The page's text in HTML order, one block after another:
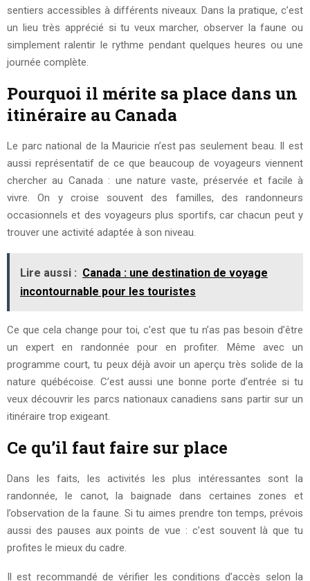
sentiers accessibles à différents niveaux. Dans la pratique, c’est
un lieu très apprécié si tu veux marcher, observer la faune ou
simplement ralentir le rythme pendant quelques heures ou une
journée complète.
Pourquoi il mérite sa place dans un
itinéraire au Canada
Le parc national de la Mauricie n’est pas seulement beau. Il est
aussi représentatif de ce que beaucoup de voyageurs viennent
chercher au Canada : une nature vaste, préservée et facile à
vivre. On y croise souvent des familles, des randonneurs
occasionnels et des voyageurs plus sportifs, car chacun peut y
trouver une activité adaptée à son niveau.
Lire aussi : Canada : une destination de voyage
incontournable pour les touristes
Ce que cela change pour toi, c’est que tu n’as pas besoin d’être
un expert en randonnée pour en profiter. Même avec un
programme court, tu peux déjà avoir un aperçu très solide de la
nature québécoise. C’est aussi une bonne porte d’entrée si tu
veux découvrir les parcs nationaux canadiens sans partir sur un
itinéraire trop exigeant.
Ce qu’il faut faire sur place
Dans les faits, les activités les plus intéressantes sont la
randonnée, le canot, la baignade dans certaines zones et
l’observation de la faune. Si tu aimes prendre ton temps, prévois
aussi des pauses aux points de vue : c’est souvent là que tu
profites le mieux du cadre.
Il est recommandé de vérifier les conditions d’accès selon la